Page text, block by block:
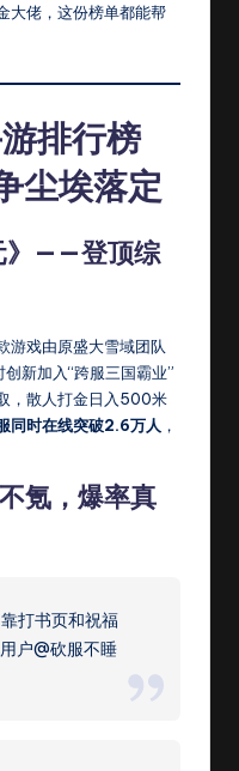
大佬，这份榜单都能帮
排行榜
尘埃落定
》——登顶综
游戏由原盛大雪域团队
新加入“跨服三国霸业”
，散人打金日入500米
同时在线突破2.6万人 ，
氪，爆率真
打书页和祝福
户@砍服不睡